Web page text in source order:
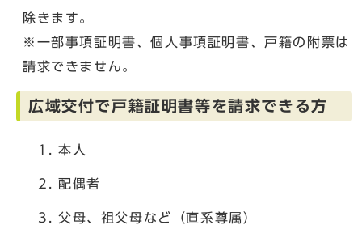
除きます。
※一部事項証明書、個人事項証明書、戸籍の附票は
請求できません。
広域交付で戸籍証明書等を請求できる方
本人
配偶者
父母、祖父母など（直系尊属）